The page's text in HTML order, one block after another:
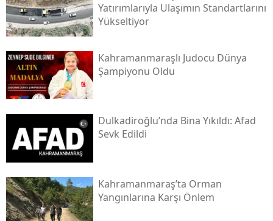
Yatırımlarıyla Ulaşımın Standartlarını
Yükseltiyor
Kahramanmaraşlı Judocu Dünya
Şampiyonu Oldu
Dulkadiroğlu’nda Bina Yıkıldı: Afad
Sevk Edildi
Kahramanmaraş’ta Orman
Yangınlarına Karşı Önlem